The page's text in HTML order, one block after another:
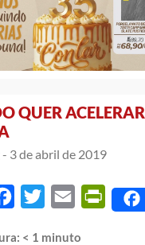
QUER
- 3 de abril de 2019
Facebook
Twitter Email
< 1 minuto